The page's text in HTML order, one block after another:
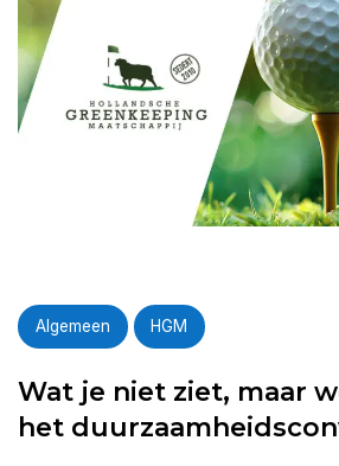
Algemeen HGM
Wat je niet ziet, maar
het